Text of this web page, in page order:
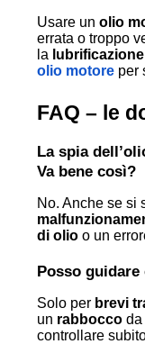
Usare un olio
errata o troppo
la lubrificazione
olio motoreper
FAQ – le
La spia
Va bene così?
No. Anche se si
di olioo un
Posso
Solo per brevi
un rabboccoda
controllare